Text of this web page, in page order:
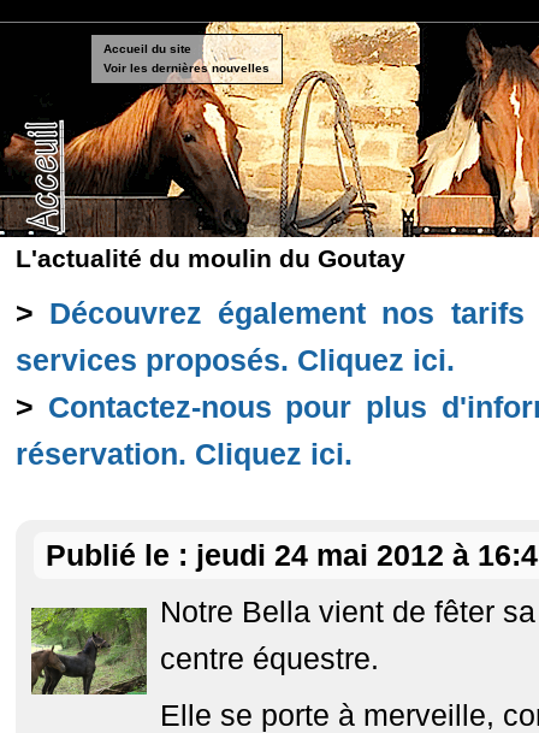
Accueil du site
Voir les dernières nouvelles
L'actualité du moulin du Goutay
> Découvrez également nos
services proposés. Cliquez ici.
> Contactez-nous pour plus
réservation. Cliquez ici.
Publié le : jeudi 24 mai 2012 à
Notre Bella vient de fêter
centre équestre.
Elle se porte à merveille,